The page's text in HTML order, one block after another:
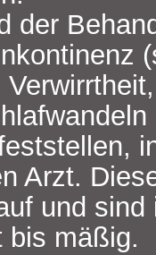
der
Arzt.
und
bis mäßig.